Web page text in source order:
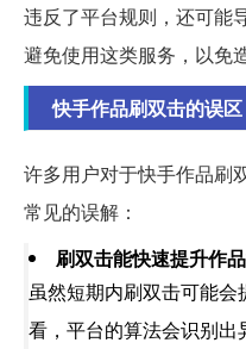
违反了平台规则，还可能
避免使用这类服务，以免
快手作品刷双击的误区
许多用户对于快手作品刷
常见的误解：
刷双击能快速提升作
虽然短期内刷双击可能
看，平台的算法会识别出